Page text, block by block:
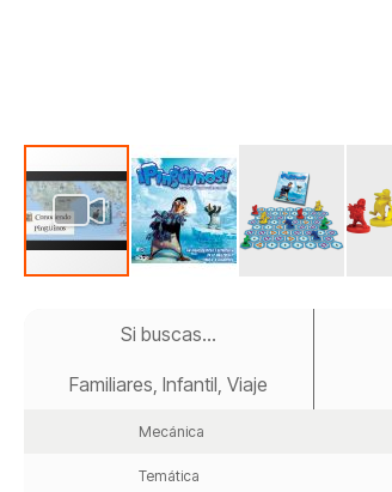
Si buscas...
Familiares, Infantil, Viaje
Mecánica
Temática